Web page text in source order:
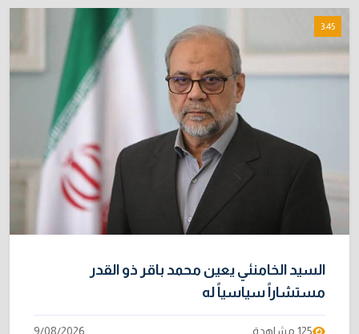
3:45
السيد الخامنئي يعين محمد باقر ذو القدر
مستشاراً سياسياً له
125 مشاهدة 9/08/2026